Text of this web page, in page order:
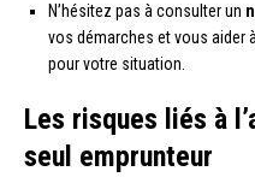
N’hésitez pas à consulter un
vos démarches et vous aider
pour votre situation.
Les risques liés à
seul emprunteur